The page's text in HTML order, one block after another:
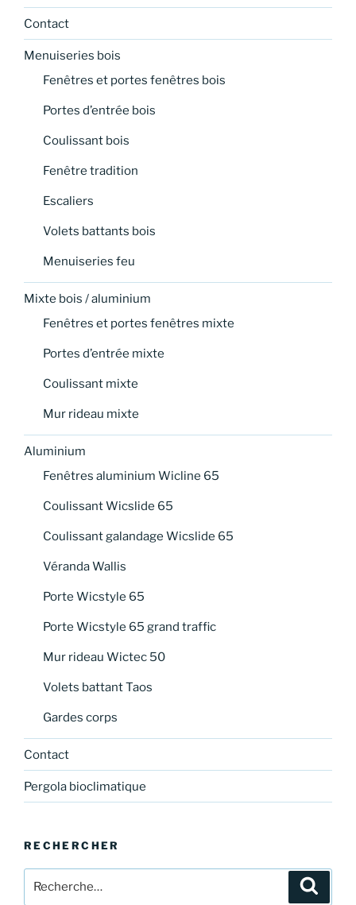
Contact
Menuiseries bois
Fenêtres et portes fenêtres bois
Portes d’entrée bois
Coulissant bois
Fenêtre tradition
Escaliers
Volets battants bois
Menuiseries feu
Mixte bois / aluminium
Fenêtres et portes fenêtres mixte
Portes d’entrée mixte
Coulissant mixte
Mur rideau mixte
Aluminium
Fenêtres aluminium Wicline 65
Coulissant Wicslide 65
Coulissant galandage Wicslide 65
Véranda Wallis
Porte Wicstyle 65
Porte Wicstyle 65 grand traffic
Mur rideau Wictec 50
Volets battant Taos
Gardes corps
Contact
Pergola bioclimatique
RECHERCHER
pour